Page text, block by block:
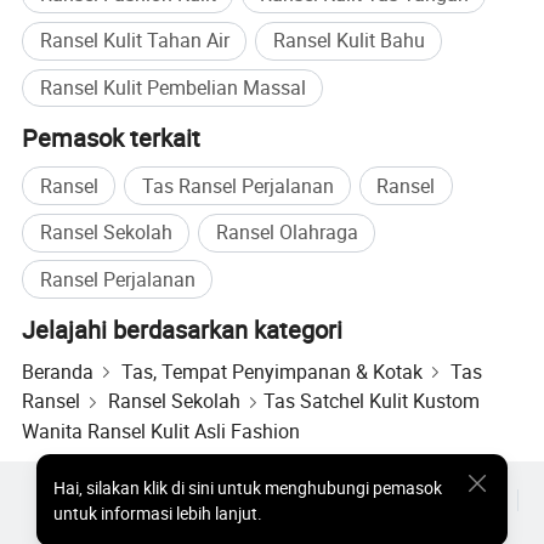
Kami menyambut Anda dengan hangat untuk berteman
dan bisnis dengan kami, silakan hubungi kami dan
dapatkan balasan yang baik di 24 jam. ELE juga bekerja
sama dengan kami!
Ransel Kulit Tahan Air
Ransel Kulit Bahu
Ransel Kulit Pembelian Massal
Pemasok terkait
Ransel Tas Ransel Perjalanan
Ransel
Ransel Sekolah
Ransel Olahraga
Ransel Perjalanan
Jelajahi berdasarkan kategori
Beranda Tas, Tempat Penyimpanan & Kotak
Tas
Ransel
Ransel Sekolah
Tas Satchel Kulit Kustom
Wanita Ransel Kulit Asli Fashion
Hai,silakan klik di sini untuk menghubungi pemasok
untuk informasi lebih lanjut.
Produk Populer Harga Produk Panas
Produk Panas Grosir
Pembeli bintang